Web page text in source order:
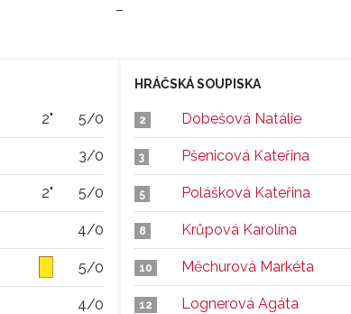
–
2" 5/0
3/0
2" 5/0
4/0
5/0
4/0
HRÁČSKÁ SOUPISKA
2 Dobešová Natálie
3 Pšenicová Kateřina
5 Polášková Kateřina
8 Krůpová Karolína
10 Měchurová Markéta
12 Lognerová Agáta